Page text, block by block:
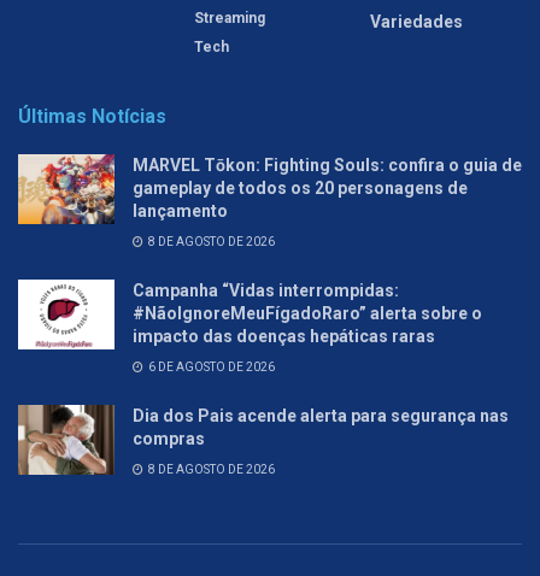
Streaming
Tech
Variedades
Últimas Notícias
MARVEL Tōkon: Fighting Souls: confira o guia de
gameplay de todos os 20 personagens de
lançamento
8 DE AGOSTO DE 2026
Campanha “Vidas interrompidas:
#NãoIgnoreMeuFígadoRaro” alerta sobre o
impacto das doenças hepáticas raras
6 DE AGOSTO DE 2026
Dia dos Pais acende alerta para segurança nas
compras
8 DE AGOSTO DE 2026